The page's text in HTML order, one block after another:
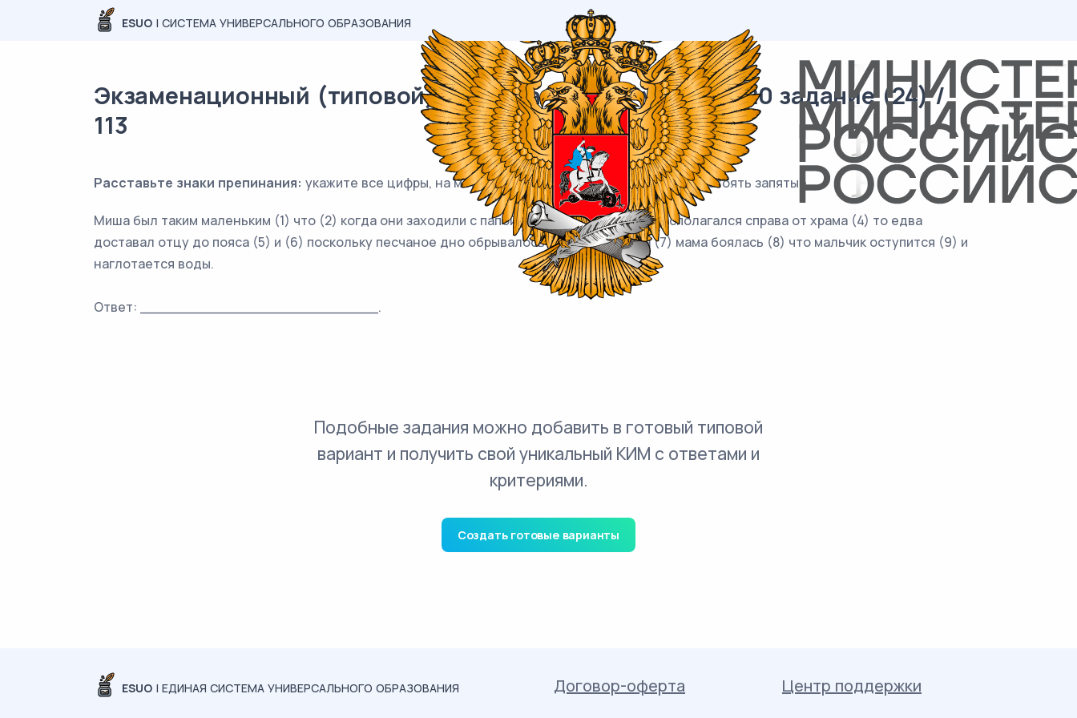
ESUO | СИСТЕМА УНИВЕРСАЛЬНОГО ОБРАЗОВАНИЯ
Экзаменационный (типовой) материал ЕГЭ / Русский / 20 задание (24) /
113
Расставьте знаки препинания: укажите все цифры, на месте которых в предложении должны стоять запятые.
Миша был таким маленьким (1) что (2) когда они заходили с папой в карьер (3) который располагался справа от храма (4) то едва
доставал отцу до пояса (5) и (6) поскольку песчаное дно обрывалось у самого берега (7) мама боялась (8) что мальчик оступится (9) и
наглотается воды.
Ответ: ___________________________.
Подобные задания можно добавить в готовый типовой
вариант и получить свой уникальный КИМ с ответами и
критериями.
Создать готовые варианты
ESUO | ЕДИНАЯ СИСТЕМА УНИВЕРСАЛЬНОГО ОБРАЗОВАНИЯ Договор-оферта Центр поддержки